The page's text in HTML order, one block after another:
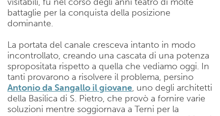
battaglie per la conquista della posizione
dominante.
La portata del canale cresceva intanto in modo
incontrollato, creando una cascata di una potenza
spropositata rispetto a quella che vediamo oggi. In
tanti provarono a risolvere il problema, persino
Antonio da Sangallo il giovane, uno degli architetti
della Basilica di S. Pietro, che provò a fornire varie
soluzioni mentre soggiornava a Terni per la